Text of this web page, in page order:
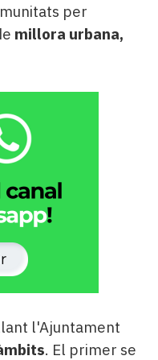
per
millora urbana,
l'Ajuntament
. El primer se